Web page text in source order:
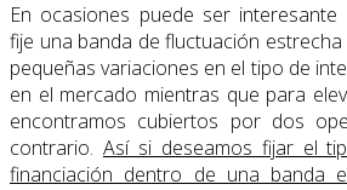
En ocasiones puede ser
fije una banda de fluctuación
pequeñas variaciones en el tipo de
en el mercado mientras que para
encontramos cubiertos por dos
contrario. Así si deseamos fijar el
financiación dentro de una banda